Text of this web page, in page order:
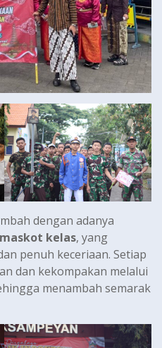
dengan adanya
kelas, yang
penuh keceriaan. Setiap
dan kekompakan melalui
menambah semarak